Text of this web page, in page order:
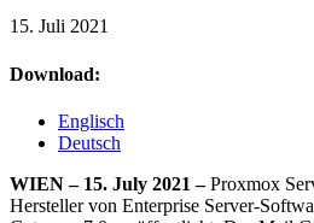
15. Juli 2021
Download:
Englisch
Deutsch
WIEN – 15. July 2021 –Proxmox
Hersteller von Enterprise Server-